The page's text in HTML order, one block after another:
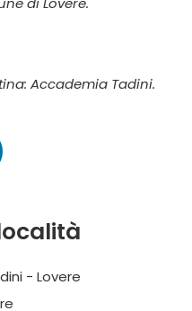
Accademia Tadini.
- Lovere